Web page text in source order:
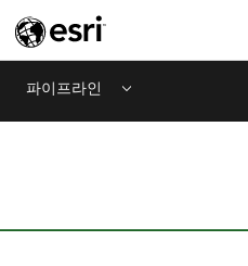
파이프라인 Menu